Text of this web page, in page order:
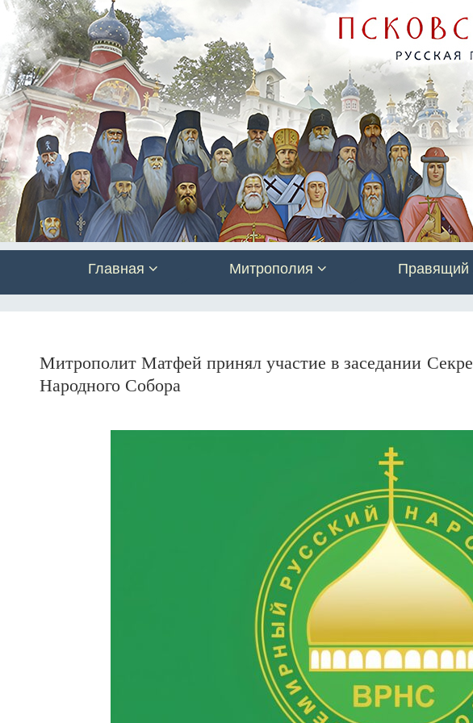
Главная Митрополия Правящий
Митрополит Матфей принял участие в заседании
Народного Собора